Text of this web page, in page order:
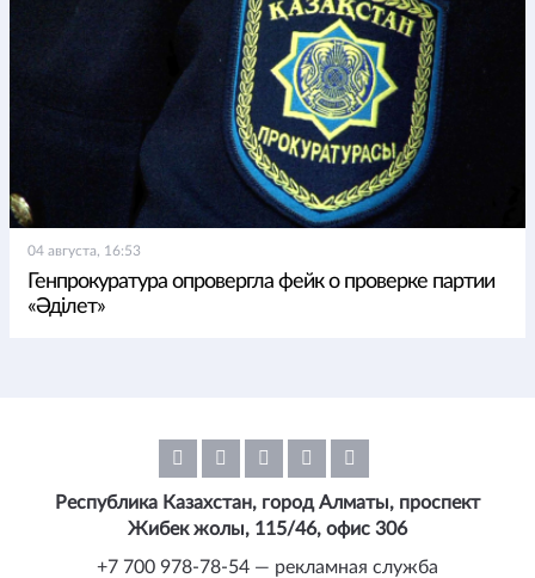
04 августа, 16:53
Генпрокуратура опровергла фейк о проверке партии
«Әділет»
Республика Казахстан, город Алматы, проспект
Жибек жолы, 115/46, офис 306
+7 700 978-78-54 — рекламная служба